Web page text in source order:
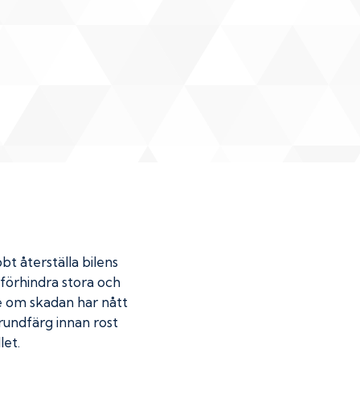
återställa bilens
stora och
skadan har nått
innan rost